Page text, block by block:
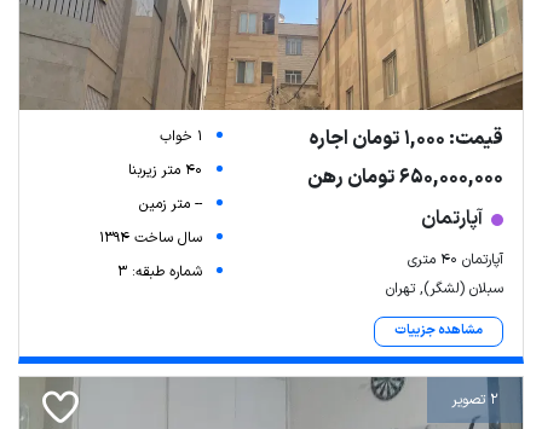
قیمت: 1,000 تومان اجاره
650,000,000 تومان رهن
آپارتمان
آپارتمان ۴۰ متری
سبلان (لشگر), تهران
مشاهده جزییات
1 خواب
40 متر زیربنا
-- متر زمین
سال ساخت 1394
شماره طبقه: 3
2 تصویر